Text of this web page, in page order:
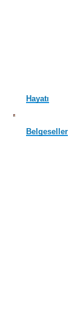
Hayatı
Belgeseller